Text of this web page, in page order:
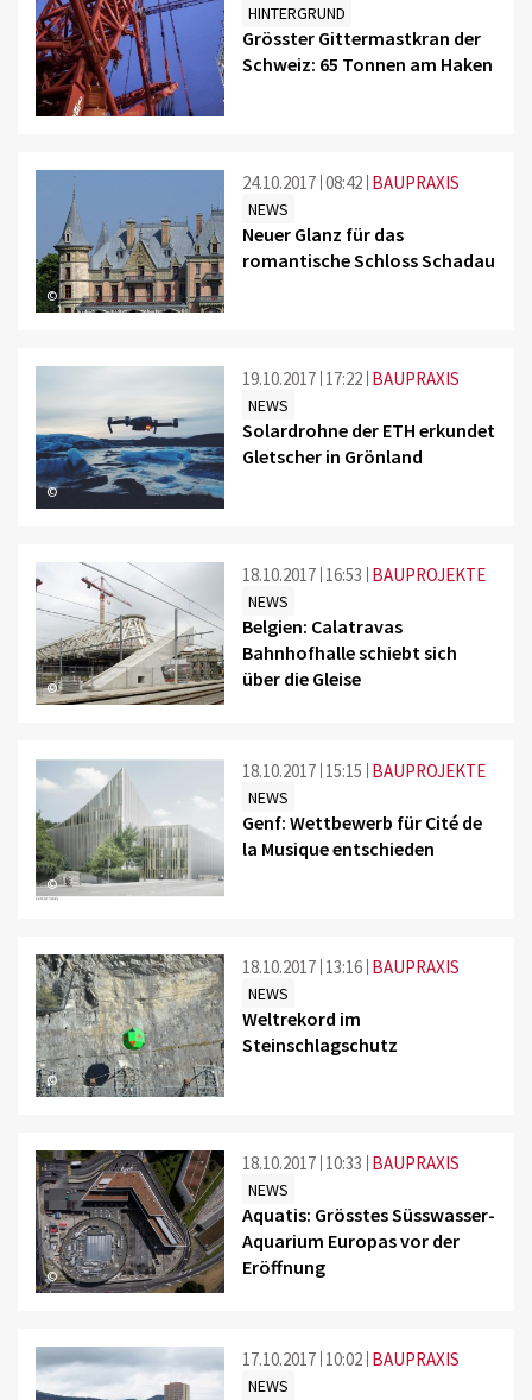
HINTERGRUND
Grösster Gittermastkran der
Schweiz: 65 Tonnen am Haken
©
24.10.2017 08:42 BAUPRAXIS
NEWS
Neuer Glanz für das
romantische Schloss Schadau
©
19.10.2017 17:22 BAUPRAXIS
NEWS
Solardrohne der ETH erkundet
Gletscher in Grönland
©
18.10.2017 16:53 BAUPROJEKTE
NEWS
Belgien: Calatravas
Bahnhofhalle schiebt sich
über die Gleise
©
18.10.2017 15:15 BAUPROJEKTE
NEWS
Genf: Wettbewerb für Cité de
la Musique entschieden
©
18.10.2017 13:16 BAUPRAXIS
NEWS
Weltrekord im
Steinschlagschutz
©
18.10.2017 10:33 BAUPRAXIS
NEWS
Aquatis: Grösstes Süsswasser-
Aquarium Europas vor der
Eröffnung
17.10.2017 10:02 BAUPRAXIS
NEWS